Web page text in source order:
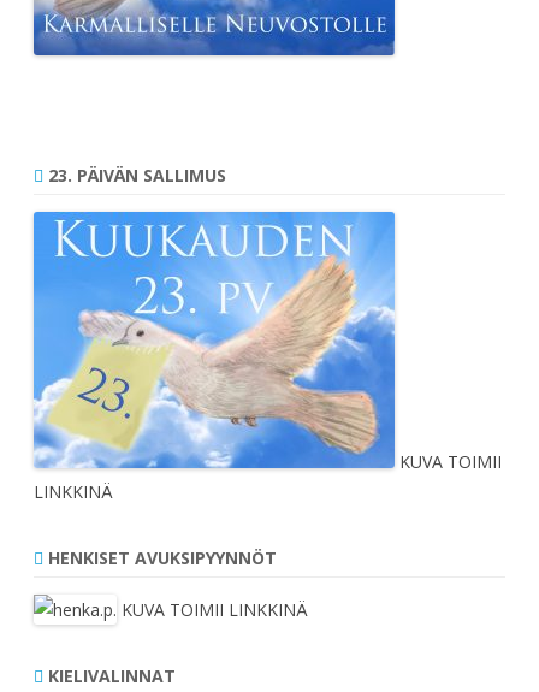
23. PÄIVÄN SALLIMUS
KUVA TOIMII
LINKKINÄ
HENKISET AVUKSIPYYNNÖT
KUVA TOIMII LINKKINÄ
KIELIVALINNAT